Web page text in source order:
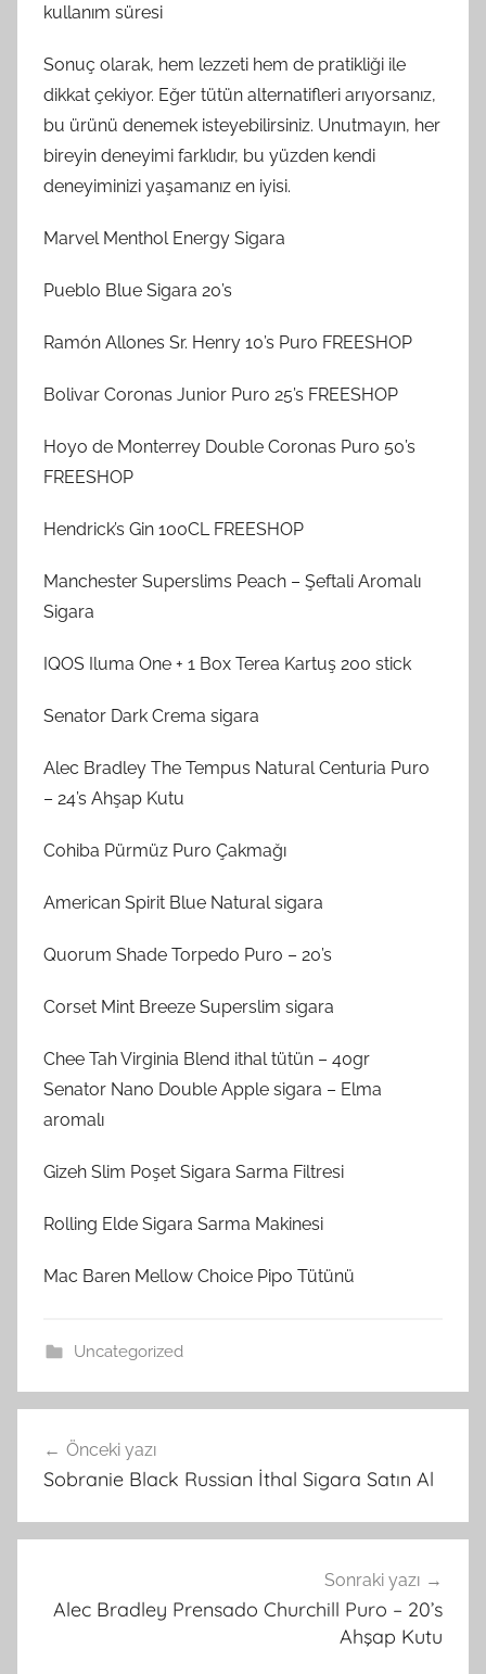
kullanım süresi
Sonuç olarak, hem lezzeti hem de pratikliği ile
dikkat çekiyor. Eğer tütün alternatifleri arıyorsanız,
bu ürünü denemek isteyebilirsiniz. Unutmayın, her
bireyin deneyimi farklıdır, bu yüzden kendi
deneyiminizi yaşamanız en iyisi.
Marvel Menthol Energy Sigara
Pueblo Blue Sigara 20’s
Ramón Allones Sr. Henry 10’s Puro FREESHOP
Bolivar Coronas Junior Puro 25’s FREESHOP
Hoyo de Monterrey Double Coronas Puro 50’s
FREESHOP
Hendrick’s Gin 100CL FREESHOP
Manchester Superslims Peach – Şeftali Aromalı
Sigara
IQOS Iluma One + 1 Box Terea Kartuş 200 stick
Senator Dark Crema sigara
Alec Bradley The Tempus Natural Centuria Puro
– 24’s Ahşap Kutu
Cohiba Pürmüz Puro Çakmağı
American Spirit Blue Natural sigara
Quorum Shade Torpedo Puro – 20’s
Corset Mint Breeze Superslim sigara
Chee Tah Virginia Blend ithal tütün – 40gr
Senator Nano Double Apple sigara – Elma
aromalı
Gizeh Slim Poşet Sigara Sarma Filtresi
Rolling Elde Sigara Sarma Makinesi
Mac Baren Mellow Choice Pipo Tütünü
Uncategorized
gezinmesi
Önceki yazı
Sobranie Black Russian İthal Sigara Satın Al
Sonraki yazı
Alec Bradley Prensado Churchill Puro – 20’s
Ahşap Kutu